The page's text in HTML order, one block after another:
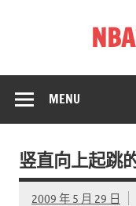
MENU
竖直向上起跳
2009 年 5 月 29 日